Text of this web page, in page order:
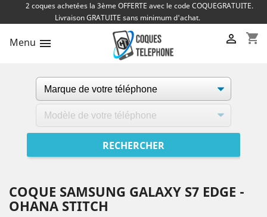
2 coques achetées la 3ème OFFERTE avec le code COQUEGRATUITE.
Livraison GRATUITE sans minimum d'achat.
Menu  shopping_cart

COQUE SAMSUNG GALAXY S7 EDGE -
OHANA STITCH